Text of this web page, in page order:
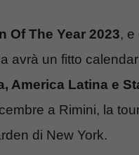
Of The Year 2023, e
avrà un fitto
America Latina e
a Rimini, la
di New York.